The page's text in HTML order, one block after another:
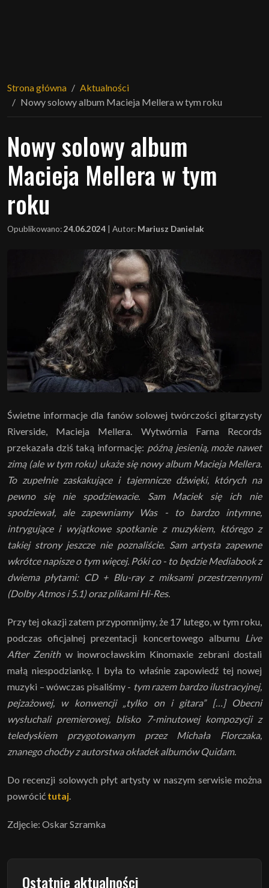
Strona główna
Aktualności
Nowy solowy album Macieja Mellera w tym roku
Nowy solowy album
Macieja Mellera w tym
roku
Opublikowano:24.06.2024 Autor: Mariusz Danielak
Świetne informacje dla fanów solowej twórczości gitarzysty
Riverside, Macieja Mellera. Wytwórnia Farna Records
przekazała dziś taką informację: późną jesienią, może nawet
zimą (ale w tym roku) ukaże się nowy album Macieja Mellera.
To zupełnie zaskakujące i tajemnicze dźwięki, których na
pewno się nie spodziewacie. Sam Maciek się ich nie
spodziewał, ale zapewniamy Was - to bardzo intymne,
intrygujące i wyjątkowe spotkanie z muzykiem, którego z
takiej strony jeszcze nie poznaliście. Sam artysta zapewne
wkrótce napisze o tym więcej. Póki co - to będzie Mediabook z
dwiema płytami: CD + Blu-ray z miksami przestrzennymi
(Dolby Atmos i 5.1) oraz plikami Hi-Res.
Przy tej okazji zatem przypomnijmy, że 17 lutego, w tym roku,
podczas oficjalnej prezentacji koncertowego albumu Live
After Zenithw inowrocławskim Kinomaxie zebrani dostali
małą niespodziankę. I była to właśnie zapowiedź tej nowej
muzyki – wówczas pisaliśmy - tym razem bardzo ilustracyjnej,
pejzażowej, w konwencji „tylko on i gitara” […] Obecni
wysłuchali premierowej, blisko 7-minutowej kompozycji z
teledyskiem przygotowanym przez Michała Florczaka,
znanego choćby z autorstwa okładek albumów Quidam.
Do recenzji solowych płyt artysty w naszym serwisie można
powrócić tutaj.
Zdjęcie: Oskar Szramka
Ostatnie aktualności